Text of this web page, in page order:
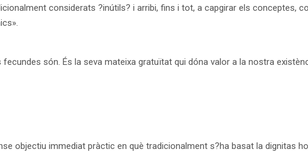
considerats ?inútils? i arribi, fins i tot, a capgirar els conceptes,
són. És la seva mateixa gratuïtat qui dóna valor a la nostra
objectiu immediat pràctic en què tradicionalment s?ha basat la dignitas